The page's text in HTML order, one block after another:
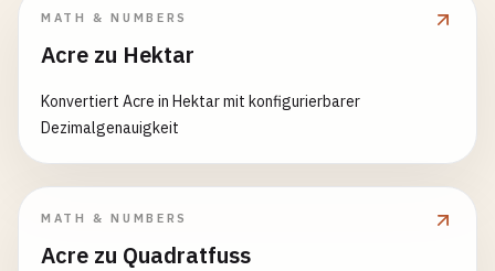
MATH & NUMBERS
Acre zu Hektar
Konvertiert Acre in Hektar mit konfigurierbarer
Dezimalgenauigkeit
MATH & NUMBERS
Acre zu Quadratfuss